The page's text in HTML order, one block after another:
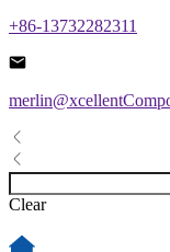
+86-13732282311
Clear